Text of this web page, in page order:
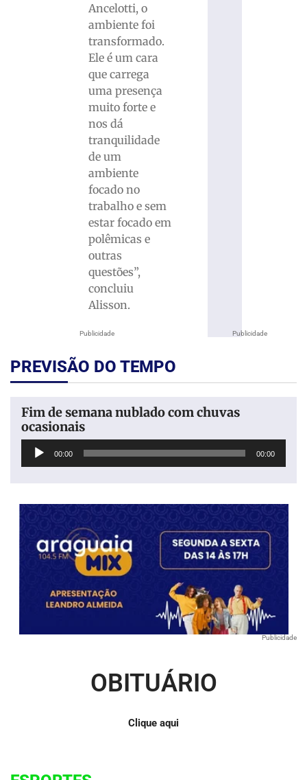
Publicidade
Ancelotti, o
ambiente foi
transformado.
Ele é um cara
que carrega
uma presença
muito forte e
nos dá
tranquilidade
de um
ambiente
focado no
trabalho e sem
estar focado em
polêmicas e
outras
questões”,
concluiu
Alisson.
Publicidade
PREVISÃO DO TEMPO
Fim de semana nublado com chuvas
ocasionais
Tocador
00:00 00:00
Publicidade
OBITUÁRIO
Clique aqui